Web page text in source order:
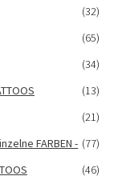
(32)
(65)
(34)
(13)
(21)
FARBEN - (77)
(46)